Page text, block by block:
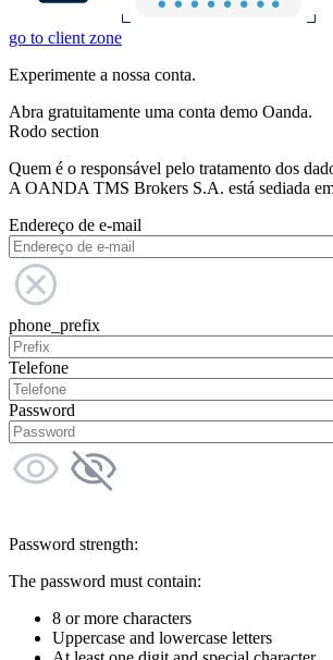
go to client zone
Experimente a nossa conta.
Abra gratuitamente uma conta demo Oanda.
Rodo section
Quem é o responsável pelo tratamento dos
A OANDA TMS Brokers S.A. está sediada
Endereço de e-mail
phone_prefix
Telefone
Password
Password strength:
The password must contain:
8 or more characters
Uppercase and lowercase letters